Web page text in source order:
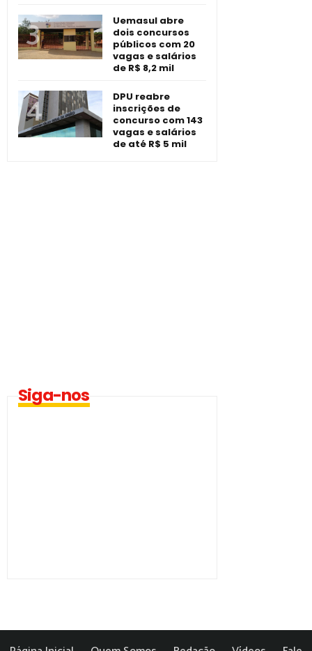
Uemasul abre
dois concursos
públicos com 20
vagas e salários
de R$ 8,2 mil
DPU reabre
inscrições de
concurso com 143
vagas e salários
de até R$ 5 mil
Siga-nos